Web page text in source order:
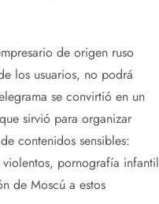
de origen ruso
los usuarios, no podrá
se convirtió en un
sirvió para organizar
contenidos sensibles:
pornografía infantil
de Moscú a estos